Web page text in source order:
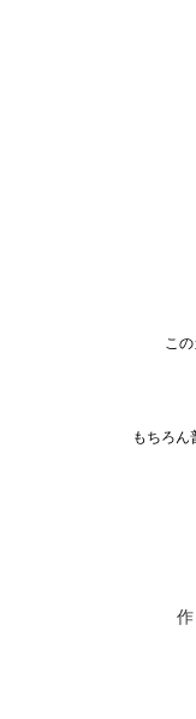
こ
もちろん